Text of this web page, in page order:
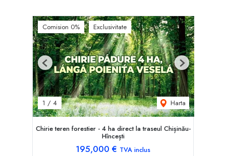
Comision 0% Exclusivitate
1 / 4 Harta
Previous Next
Chirie teren forestier - 4 ha direct la traseul Chișinău-
Hîncești
195,000 € TVA inclus